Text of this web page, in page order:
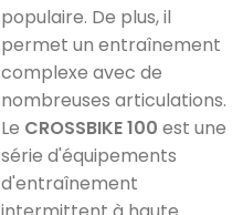
populaire. De plus, il
permet un entraînement
complexe avec de
nombreuses articulations.
Le CROSSBIKE 100 est une
série d'équipements
d'entraînement